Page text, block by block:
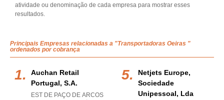
atividade ou denominação de cada empresa para mostrar esses
resultados.
Principais Empresas relacionadas a "Transportadoras Oeiras "
ordenados por cobrança
Auchan Retail
Portugal, S.a.
EST DE PAÇO DE ARCOS
Netjets Europe,
Sociedade
Unipessoal, Lda